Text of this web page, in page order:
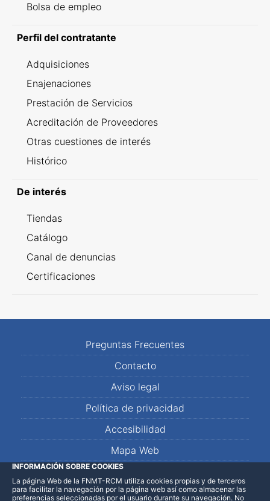
Bolsa de empleo
Perfil del contratante
Adquisiciones
Enajenaciones
Prestación de Servicios
Acreditación de Proveedores
Otras cuestiones de interés
Histórico
De interés
Tiendas
Catálogo
Canal de denuncias
Certificaciones
Preguntas Frecuentes
Contacto
Aviso legal
Política de privacidad
Accesibilidad
Mapa Web
LinkedInFacebookWhatsApp
INFORMACIÓN SOBRE COOKIES
La página Web de la FNMT-RCM utiliza cookies propias y de terceros
para facilitar la navegación por la página web así como almacenar las
preferencias seleccionadas por el usuario durante su navegación. No